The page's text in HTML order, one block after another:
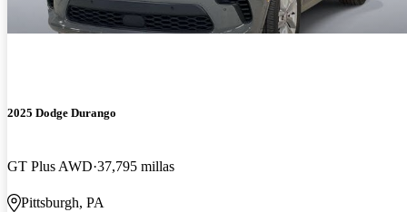
2025 Dodge Durango
GT Plus AWD 37,795 millas
Pittsburgh, PA